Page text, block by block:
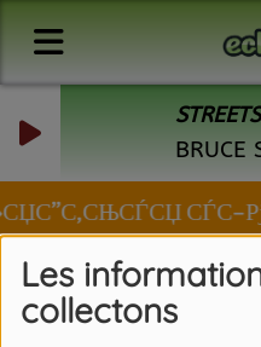
Les
collectons
BRUCE